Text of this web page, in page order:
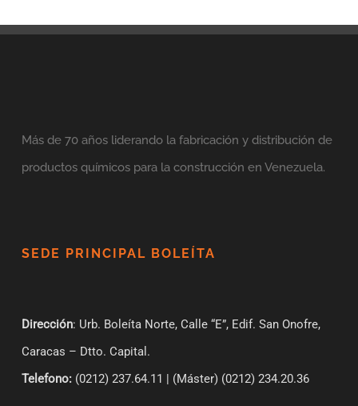
Más de 70 años liderando la fabricación y distribución de
productos químicos para la construcción en Venezuela.
SEDE PRINCIPAL BOLEÍTA
Dirección: Urb. Boleíta Norte, Calle “E”, Edif. San Onofre,
Caracas – Dtto. Capital.
Telefono:(0212) 237.64.11 | (Máster) (0212) 234.20.36